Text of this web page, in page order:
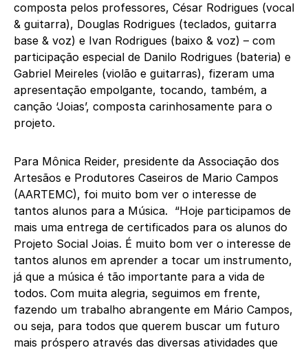
composta pelos professores, César Rodrigues (vocal
& guitarra), Douglas Rodrigues (teclados, guitarra
base & voz) e Ivan Rodrigues (baixo & voz) – com
participação especial de Danilo Rodrigues (bateria) e
Gabriel Meireles (violão e guitarras), fizeram uma
apresentação empolgante, tocando, também, a
canção ‘Joias’, composta carinhosamente para o
projeto.
Para Mônica Reider, presidente da Associação dos
Artesãos e Produtores Caseiros de Mario Campos
(AARTEMC), foi muito bom ver o interesse de
tantos alunos para a Música. “Hoje participamos de
mais uma entrega de certificados para os alunos do
Projeto Social Joias. É muito bom ver o interesse de
tantos alunos em aprender a tocar um instrumento,
já que a música é tão importante para a vida de
todos. Com muita alegria, seguimos em frente,
fazendo um trabalho abrangente em Mário Campos,
ou seja, para todos que querem buscar um futuro
mais próspero através das diversas atividades que